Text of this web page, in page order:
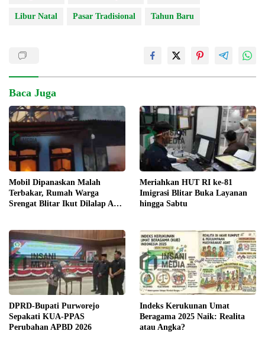
Libur Natal Pasar Tradisional Tahun Baru
Baca Juga
Mobil Dipanaskan Malah
Terbakar, Rumah Warga
Srengat Blitar Ikut Dilalap Api,
Meriahkan HUT RI ke-81
Imigrasi Blitar Buka Layanan
hingga Sabtu
DPRD-Bupati Purworejo
Sepakati KUA-PPAS
Perubahan APBD 2026
Indeks Kerukunan Umat
Beragama 2025 Naik: Realita
atau Angka?